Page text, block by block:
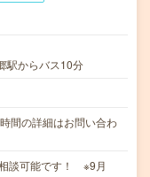
駅からバス10分
間の詳細はお問い合わ
談可能です！ ※9月